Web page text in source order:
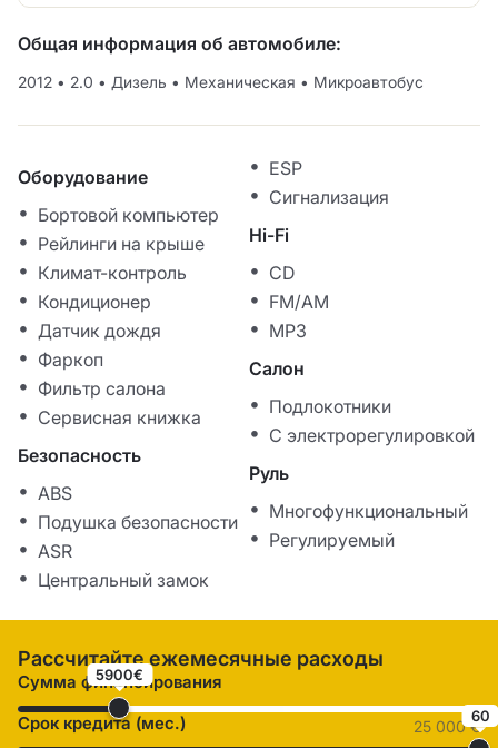
Общая информация об автомобиле:
2012 • 2.0 • Дизель • Механическая • Микроавтобус
Оборудование
Бортовой компьютер
Рейлинги на крыше
Климат-контроль
Кондиционер
Датчик дождя
Фаркоп
Фильтр салона
Сервисная книжка
Безопасность
ABS
Подушка безопасности
ASR
Центральный замок
ESP
Сигнализация
Hi-Fi
CD
FM/AM
MP3
Салон
Подлокотники
С электрорегулировкой
Руль
Многофункциональный
Регулируемый
Рассчитайте ежемесячные расходы
Сумма финансирования
5900€
25 000 €
Срок кредита (мес.) 60